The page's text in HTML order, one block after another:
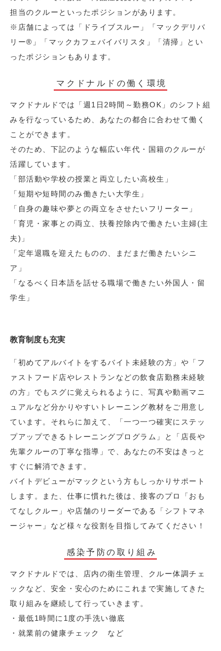
担当のクルーといったポジションがあります。
※店舗によっては「ドライブスルー」「マックデリバ
リー®︎」「マックカフェバイバリスタ」「清掃」とい
ったポジションもあります。
マクドナルドの働く環境
マクドナルドでは「週1日2時間～勤務OK」のシフト組
みを行なっているため、あなたの都合に合わせて働く
ことができます。
そのため、下記のような幅広い年代・国籍のクルーが
活躍しています。
「部活動や学校の授業と両立したい高校生」
「短期や短時間のみ働きたい大学生」
「自身の趣味や夢との両立をさせたいフリーター」
「育児・家事との両立、扶養控除内で働きたい主婦(主
夫)」
「定年退職を迎えたものの、まだまだ働きたいシニ
ア」
「なるべく日本語を話せる職場で働きたい外国人・留
学生」
教育制度も充実
「初めてアルバイトをするバイト未経験の方」や「フ
ァストフード店やレストランなどの飲食店勤務未経験
の方」でもスグに覚えられるように、写真や動画マニ
ュアルなど分かりやすいトレーニング教材をご用意し
ています。それらに加えて、「一つ一つ確実にステッ
プアップできるトレーニングプログラム」と「店長や
先輩クルーの丁寧な指導」で、あなたの不安はきっと
すぐに解消できます。
バイトデビューがマックという方もしっかりサポート
します。また、仕事に慣れた後は、接客のプロ「おも
てなしクルー」や店舗のリーダーである「シフトマネ
ージャー」など様々な役割を目指してみてください！
感染予防の取り組み
マクドナルドでは、店内の衛生管理、クルー体調チェ
ックなど、安全・安心のためにこれまで実施してきた
取り組みを継続して行っていきます。
・最低1時間に1度の手洗い徹底
・就業前の健康チェック など